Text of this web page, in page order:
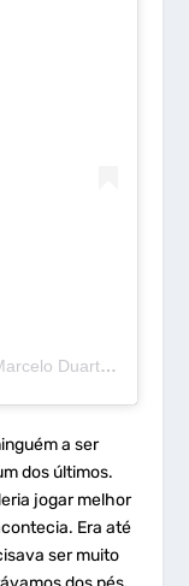
Uma publicação compartilhada por Marcelo Duarte (@mdcurioso)
a ser
dos últimos.
jogar melhor
Era até
ser muito